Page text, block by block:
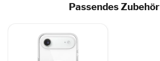
Passendes Zubehör